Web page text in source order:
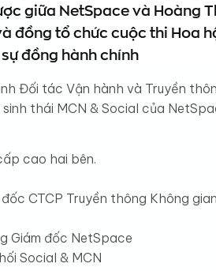
giữa NetSpace và Hoàng
đồng tổ chức cuộc thi Hoa
đồng hành chính
Đối tác Vận hành và Truyền
thái MCN & Social của
cao hai bên.
CTCP Truyền thông Không
Giám đốc NetSpace
Social & MCN